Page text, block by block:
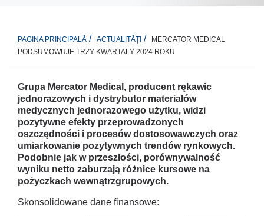
PAGINA PRINCIPALĂ ACTUALITĂȚI
MERCATOR MEDICAL
PODSUMOWUJE TRZY KWARTAŁY 2024 ROKU
Grupa Mercator Medical, producent rękawic
jednorazowych i dystrybutor materiałów
medycznych jednorazowego użytku, widzi
pozytywne efekty przeprowadzonych
oszczędności i procesów dostosowawczych oraz
umiarkowanie pozytywnych trendów rynkowych.
Podobnie jak w przeszłości, porównywalność
wyniku netto zaburzają różnice kursowe na
pożyczkach wewnątrzgrupowych.
Skonsolidowane dane finansowe: